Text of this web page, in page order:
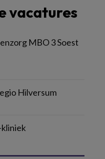
vacatures
MBO 3 Soest
Hilversum